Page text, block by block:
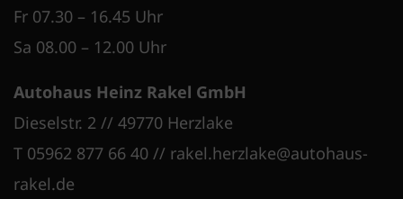
Fr 07.30 – 16.45 Uhr
Sa 08.00 – 12.00 Uhr
Autohaus Heinz Rakel GmbH
Dieselstr. 2 // 49770 Herzlake
T 05962 877 66 40 // rakel.herzlake@autohaus-
rakel.de